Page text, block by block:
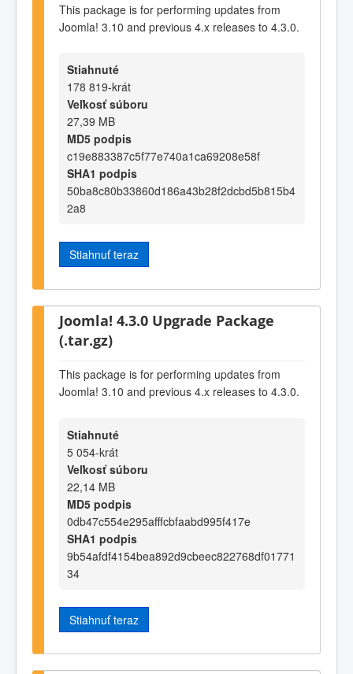
This package is for performing updates from
Joomla! 3.10 and previous 4.x releases to 4.3.0.
Stiahnuté
178 819-krát
Veľkosť súboru
27,39 MB
MD5 podpis
c19e883387c5f77e740a1ca69208e58f
SHA1 podpis
50ba8c80b33860d186a43b28f2dcbd5b815b4
2a8
Stiahnuť teraz
Joomla! 4.3.0 Upgrade Package
(.tar.gz)
This package is for performing updates from
Joomla! 3.10 and previous 4.x releases to 4.3.0.
Stiahnuté
5 054-krát
Veľkosť súboru
22,14 MB
MD5 podpis
0db47c554e295afffcbfaabd995f417e
SHA1 podpis
9b54afdf4154bea892d9cbeec822768df01771
34
Stiahnuť teraz